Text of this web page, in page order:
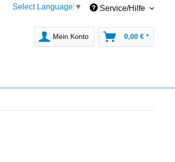
Select Language ▼ Service/Hilfe
Mein Konto 0,00 € *